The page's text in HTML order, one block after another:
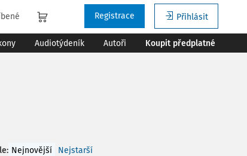
Přihlásit
Registrace
Audiotýdeník Autoři Koupit předplatné
: Nejnovější Nejstarší